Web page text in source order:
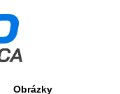
Obrázky